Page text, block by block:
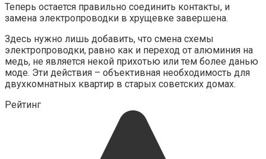
Теперь остается правильно соединить контакты, и
замена электропроводки в хрущевке завершена.
Здесь нужно лишь добавить, что смена схемы
электропроводки, равно как и переход от алюминия на
медь, не является некой прихотью или тем более данью
моде. Эти действия – объективная необходимость для
двухкомнатных квартир в старых советских домах.
Рейтинг